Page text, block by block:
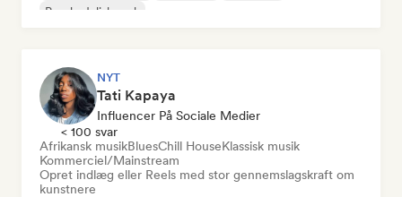
Psychedelisk rock
NYT
Tati Kapaya
Influencer På Sociale Medier
< 100 svar
Afrikansk musikBluesChill HouseKlassisk musik
Kommerciel/Mainstream
Opret indlæg eller Reels med stor gennemslagskraft om
kunstnere